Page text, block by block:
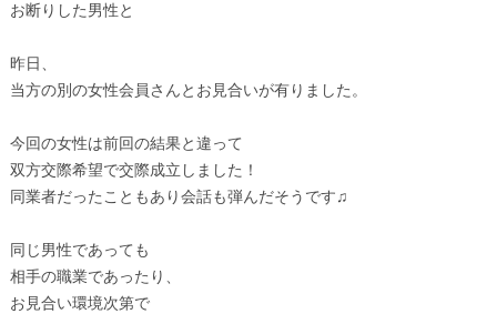
お断りした男性と
昨日、
当方の別の女性会員さんとお見合いが有りました。
今回の女性は前回の結果と違って
双方交際希望で交際成立しました！
同業者だったこともあり会話も弾んだそうです♫
同じ男性であっても
相手の職業であったり、
お見合い環境次第で